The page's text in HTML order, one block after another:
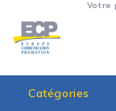
Votre
Catégories